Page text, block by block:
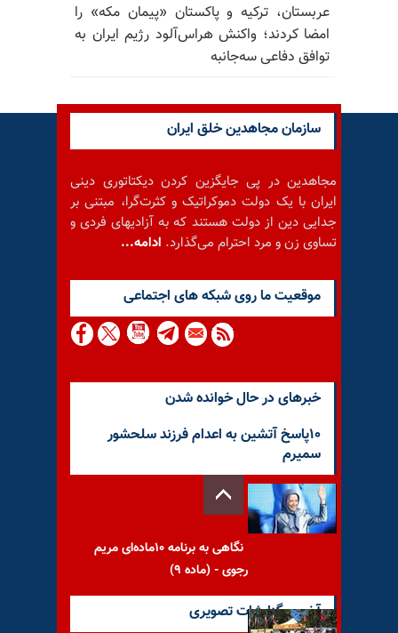
عربستان، ترکیه و پاکستان «پیمان مکه» را
امضا کردند؛ واکنش هراس‌آلود رژیم ایران به
توافق دفاعی سه‌جانبه
سازمان مجاهدین خلق ایران
مجاهدین در پی جایگزین کردن دیکتاتوری دینی
ایران با یک دولت دموکراتیک و کثرت‌گرا، مبتنی بر
جدایی دین از دولت هستند که به آزادیهای فردی و
تساوی زن و مرد احترام می‌گذارد. ادامه...
موقعيت ما روى شبكه هاى اجتماعى
خبرهای در حال خوانده شدن
۱۰پاسخ آتشین به اعدام فرزند سلحشور
سمیرم
نگاهی به برنامه ۱۰ماده‌ای مریم
رجوی - (ماده ۹)
آخرین گزارشات تصویری